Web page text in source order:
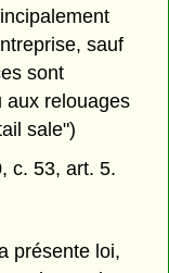
sauf
sont
aux relouages
sale")
c. 53, art. 5.
présente loi,